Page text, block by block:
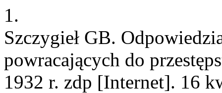
1.
Szczygieł GB.
powracających do
1932 r. zdp [Internet]. 16